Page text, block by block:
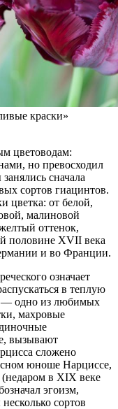
краски»
цветоводам:
но превосходил
сначала
сортов гиацинтов.
цветка: от белой,
малиновой
оттенок,
половине XVII века
и во Франции.
означает
в теплую
— одно из любимых
махровые
вызывают
сложено
юноше Нарциссе,
в XIX веке
эгоизм,
сортов